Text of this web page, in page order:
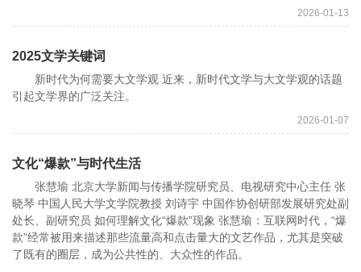
2026-01-13
2025文学关键词
新时代为何需要大文学观 近来，新时代文学与大文学观的话题
引起文学界的广泛关注。
2026-01-07
文化“爆款”与时代生活
张慧瑜 北京大学新闻与传播学院研究员、电视研究中心主任 张
晓琴 中国人民大学文学院教授 刘诗宇 中国作协创研部发展研究处副
处长、副研究员 如何理解文化“爆款”现象 张慧瑜：互联网时代，“爆
款”经常被用来描述那些流量高和点击量大的文艺作品，尤其是突破
了既有的圈层，成为公共性的、大众性的作品。